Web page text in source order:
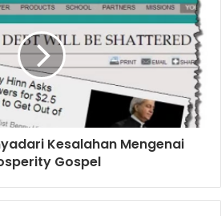
Kesalahan Mengenai
Gospel